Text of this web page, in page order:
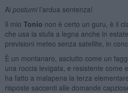
Ai postumil’ardua sentenza!
Il mio Tonio non è certo un guru, è il
che usa la stufa a legna anche in
previsioni meteo senza satellite, in
È un montanaro, asciutto come un
una roccia levigata, e resistente come
ha fatto a malapena la terza
risposte saccenti alle domande